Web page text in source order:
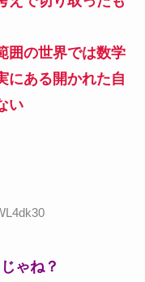
囲の世界では数学
にある開かれた自
い
ゃね？